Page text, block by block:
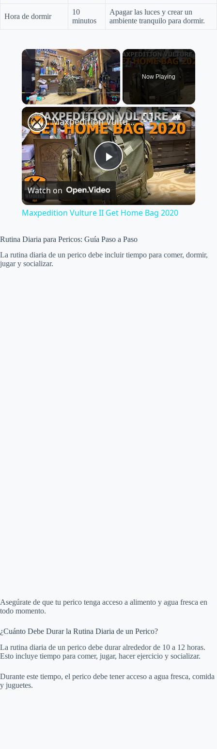
Hora de dormir
10
minutos
Apagar las luces y crear un
ambiente tranquilo para dormir.
×
Fullscreen
Now Playing
×
P
l
y
Maxpedition Vulture II Get Home Bag 2020
Watch on
Maxpedition Vulture II Get Home Bag 2020
Rutina Diaria para Pericos: Guía Paso a Paso
La rutina diaria de un perico debe incluir tiempo para comer, dormir,
jugar y socializar.
Asegúrate de que tu perico tenga acceso a alimento y agua fresca en
todo momento.
¿Cuánto Debe Durar la Rutina Diaria de un Perico?
La rutina diaria de un perico debe durar alrededor de 10 a 12 horas.
Esto incluye tiempo para comer, jugar, hacer ejercicio y socializar.
Durante este tiempo, el perico debe tener acceso a agua fresca, comida
y juguetes.